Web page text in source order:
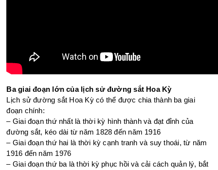
Ba giai đoạn lớn của lịch sử đường sắt Hoa Kỳ
Lịch sử đường sắt Hoa Kỳ có thể được chia thành ba giai
đoạn chính:
– Giai đoạn thứ nhất là thời kỳ hình thành và đạt đỉnh của
đường sắt, kéo dài từ năm 1828 đến năm 1916
– Giai đoạn thứ hai là thời kỳ cạnh tranh và suy thoái, từ năm
1916 đến năm 1976
– Giai đoạn thứ ba là thời kỳ phục hồi và cải cách quản lý, bắt